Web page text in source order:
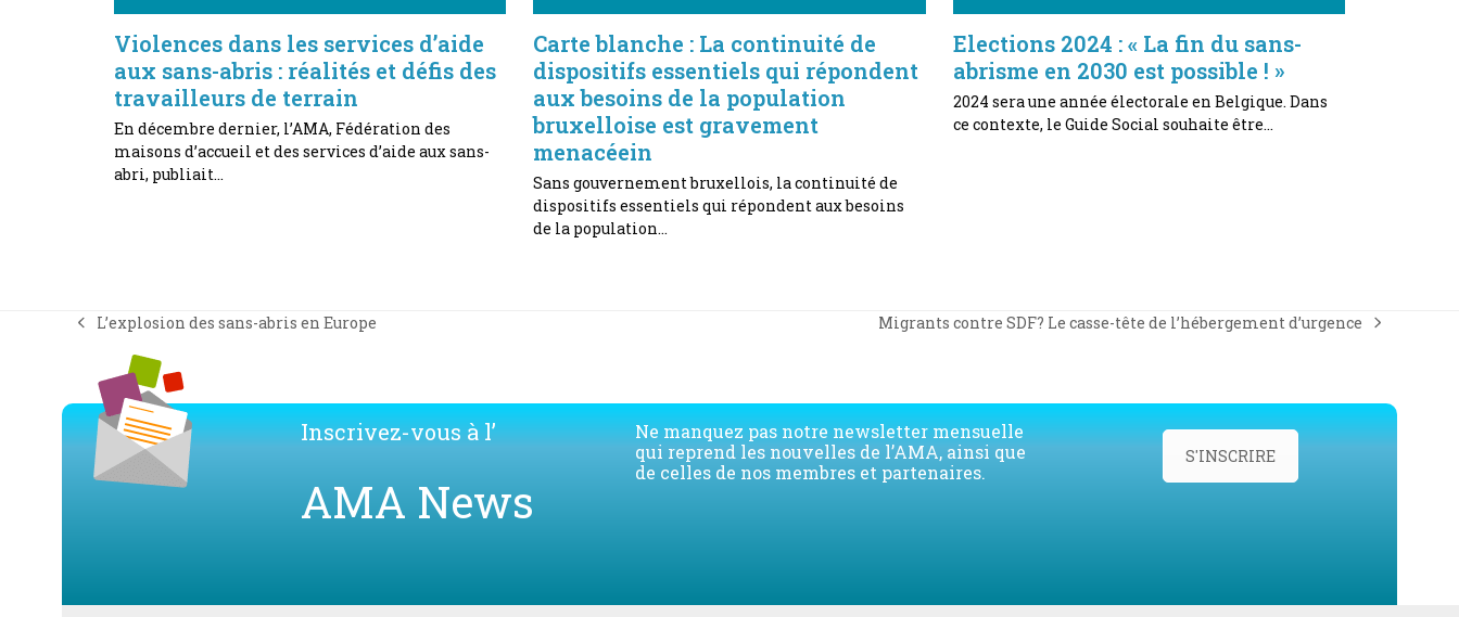
Violences dans les services d’aide
aux sans-abris : réalités et défis des
travailleurs de terrain
En décembre dernier, l’AMA, Fédération des
maisons d’accueil et des services d’aide aux sans-
abri, publiait…
Carte blanche : La continuité de
dispositifs essentiels qui répondent
aux besoins de la population
bruxelloise est gravement
menacéein
Sans gouvernement bruxellois, la continuité de
dispositifs essentiels qui répondent aux besoins
de la population…
Elections 2024 : « La fin du sans-
abrisme en 2030 est possible ! »
2024 sera une année électorale en Belgique. Dans
ce contexte, le Guide Social souhaite être…
previous
L’explosion des sans-abris en Europe
next
Migrants contre SDF? Le casse-tête de l’hébergement d’urgence
Inscrivez-vous à l’
AMA News
Ne manquez pas notre newsletter mensuelle
qui reprend les nouvelles de l’AMA, ainsi que
de celles de nos membres et partenaires.
S'INSCRIRE